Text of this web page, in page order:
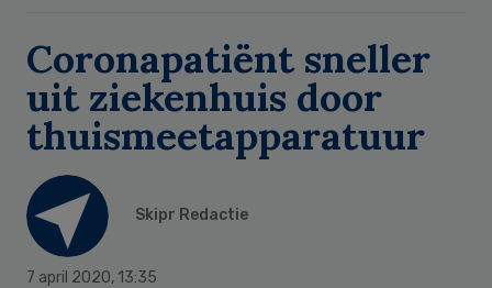
Coronapatiënt sneller
uit ziekenhuis door
thuismeetapparatuur
Skipr Redactie
7 april 2020, 13:35